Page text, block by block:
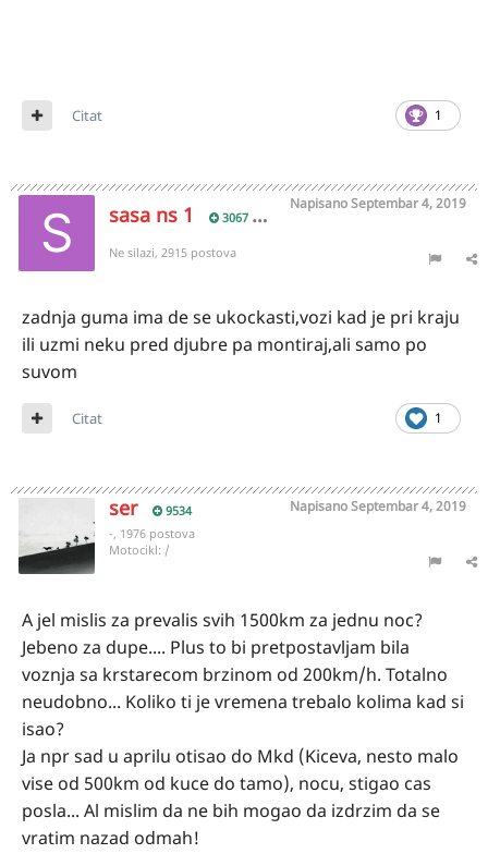
1
Citat
sasa ns 1 3067
NapisanoSeptembar 4, 2019
Ne silazi, 2915 postova
zadnja guma ima de se ukockasti,vozi kad je pri kraju
ili uzmi neku pred djubre pa montiraj,ali samo po
suvom
1
Citat
ser 9534 NapisanoSeptembar 4, 2019
-, 1976 postova
Motocikl: /
A jel mislis za prevalis svih 1500km za jednu noc?
Jebeno za dupe.... Plus to bi pretpostavljam bila
voznja sa krstarecom brzinom od 200km/h. Totalno
neudobno... Koliko ti je vremena trebalo kolima kad si
isao?
Ja npr sad u aprilu otisao do Mkd (Kiceva, nesto malo
vise od 500km od kuce do tamo), nocu, stigao cas
posla... Al mislim da ne bih mogao da izdrzim da se
vratim nazad odmah!